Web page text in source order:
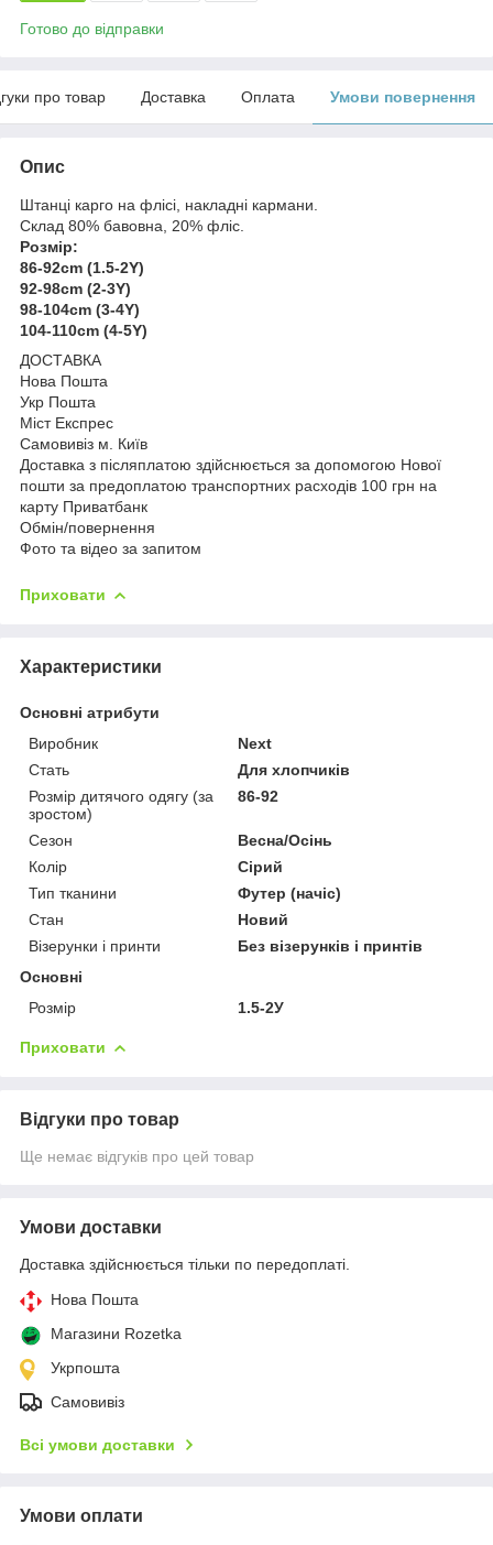
Готово до відправки
про товар Доставка Оплата Умови повернення
Опис
Штанці карго на флісі, накладні кармани.
Склад 80% бавовна, 20% фліс.
Розмір:
86-92cm (1.5-2Y)
92-98cm (2-3Y)
98-104cm (3-4Y)
104-110cm (4-5Y)
ДОСТАВКА
Нова Пошта
Укр Пошта
Міст Експрес
Самовивіз м. Київ
Доставка з післяплатою здійснюється за допомогою Нової
пошти за предоплатою транспортних расходів 100 грн на
карту Приватбанк
Обмін/повернення
Фото та відео за запитом
Приховати
Характеристики
Основні атрибути
Виробник
Next
Стать
Для хлопчиків
Розмір дитячого одягу (за
зростом)
86-92
Сезон
Весна/Осінь
Колір
Сірий
Тип тканини
Футер (начіс)
Стан
Новий
Візерунки і принти
Без візерунків і принтів
Основні
Розмір
1.5-2У
Приховати
Відгуки про товар
Ще немає відгуків про цей товар
Умови доставки
Доставка здійснюється тільки по передоплаті.
Нова Пошта
Магазини Rozetka
Укрпошта
Самовивіз
Всі умови доставки
Умови оплати